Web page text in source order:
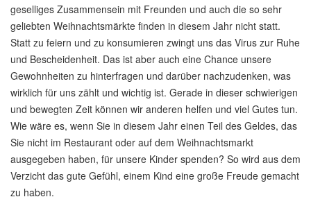
geselliges Zusammensein mit Freunden und auch die so sehr
geliebten Weihnachtsmärkte finden in diesem Jahr nicht statt.
Statt zu feiern und zu konsumieren zwingt uns das Virus zur Ruhe
und Bescheidenheit. Das ist aber auch eine Chance unsere
Gewohnheiten zu hinterfragen und darüber nachzudenken, was
wirklich für uns zählt und wichtig ist. Gerade in dieser schwierigen
und bewegten Zeit können wir anderen helfen und viel Gutes tun.
Wie wäre es, wenn Sie in diesem Jahr einen Teil des Geldes, das
Sie nicht im Restaurant oder auf dem Weihnachtsmarkt
ausgegeben haben, für unsere Kinder spenden? So wird aus dem
Verzicht das gute Gefühl, einem Kind eine große Freude gemacht
zu haben.